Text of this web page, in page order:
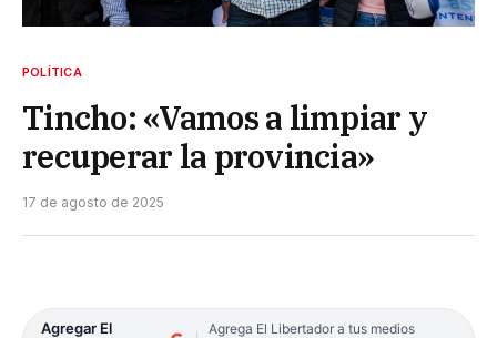
POLÍTICA
Tincho: «Vamos a limpiar y
recuperar la provincia»
17 de agosto de 2025
Agregar El
Agrega El Libertador a tus medios